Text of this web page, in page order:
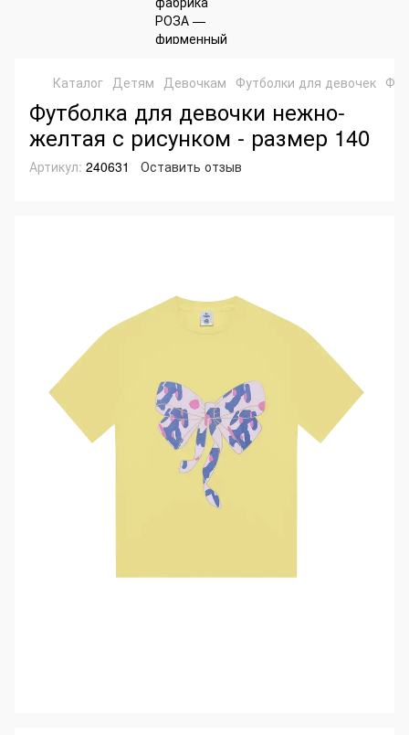
Каталог Детям Девочкам Футболки для девочек
Футболка для девочки нежно-
желтая с рисунком - размер 140
Артикул: 240631 Оставить отзыв